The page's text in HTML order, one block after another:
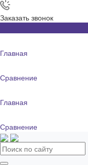
Заказать звонок
Главная
Сравнение
Главная
Сравнение